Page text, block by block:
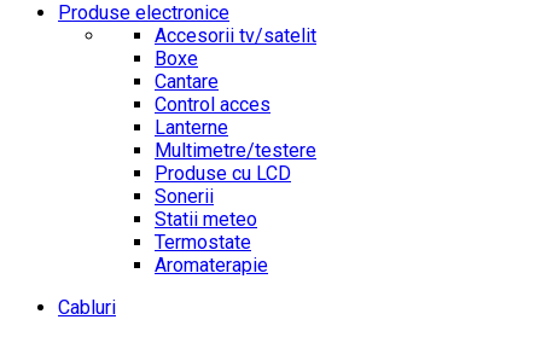
Produse electronice
Accesorii tv/satelit
Boxe
Cantare
Control acces
Lanterne
Multimetre/testere
Produse cu LCD
Sonerii
Statii meteo
Termostate
Aromaterapie
Cabluri